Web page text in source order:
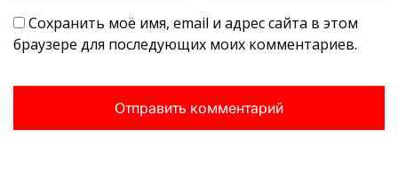
Сохранить моё имя, email и адрес сайта в этом
браузере для последующих моих комментариев.